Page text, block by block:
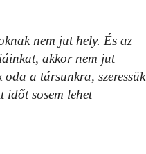
nem jut hely. És az
akkor nem jut
a társunkra, szeressük
időt sosem lehet